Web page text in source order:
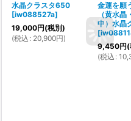
水晶クラスタ650
[iw088527a]
19,000円(税別)
(税込 : 20,900円)
金運を願
（黄水晶
中）水晶
[
9,450円
(税込 :